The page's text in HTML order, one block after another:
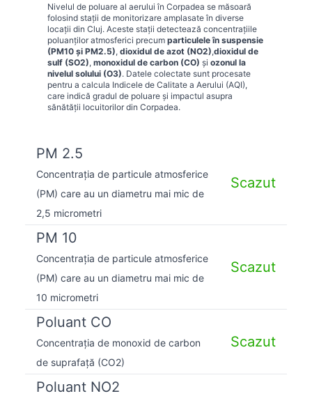
Nivelul de poluare al aerului în Corpadea se măsoară
folosind stații de monitorizare amplasate în diverse
locații din Cluj. Aceste stații detectează concentrațiile
poluanților atmosferici precum particulele în suspensie
(PM10 și PM2.5), dioxidul de azot (NO2),dioxidul de
sulf (SO2), monoxidul de carbon (CO) și ozonul la
nivelul solului (O3). Datele colectate sunt procesate
pentru a calcula Indicele de Calitate a Aerului (AQI),
care indică gradul de poluare și impactul asupra
sănătății locuitorilor din Corpadea.
PM 2.5
Concentrația de particule atmosferice
(PM) care au un diametru mai mic de
2,5 micrometri
Scazut
PM 10
Concentrația de particule atmosferice
(PM) care au un diametru mai mic de
10 micrometri
Scazut
Poluant CO
Concentrația de monoxid de carbon
de suprafață (CO2)
Scazut
Poluant NO2